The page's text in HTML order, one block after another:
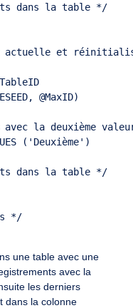
dans la table */
actuelle et
TableID
@MaxID)
la deuxième
('Deuxième')
dans la table */
*/
une table avec une
avec la
les derniers
dans la colonne